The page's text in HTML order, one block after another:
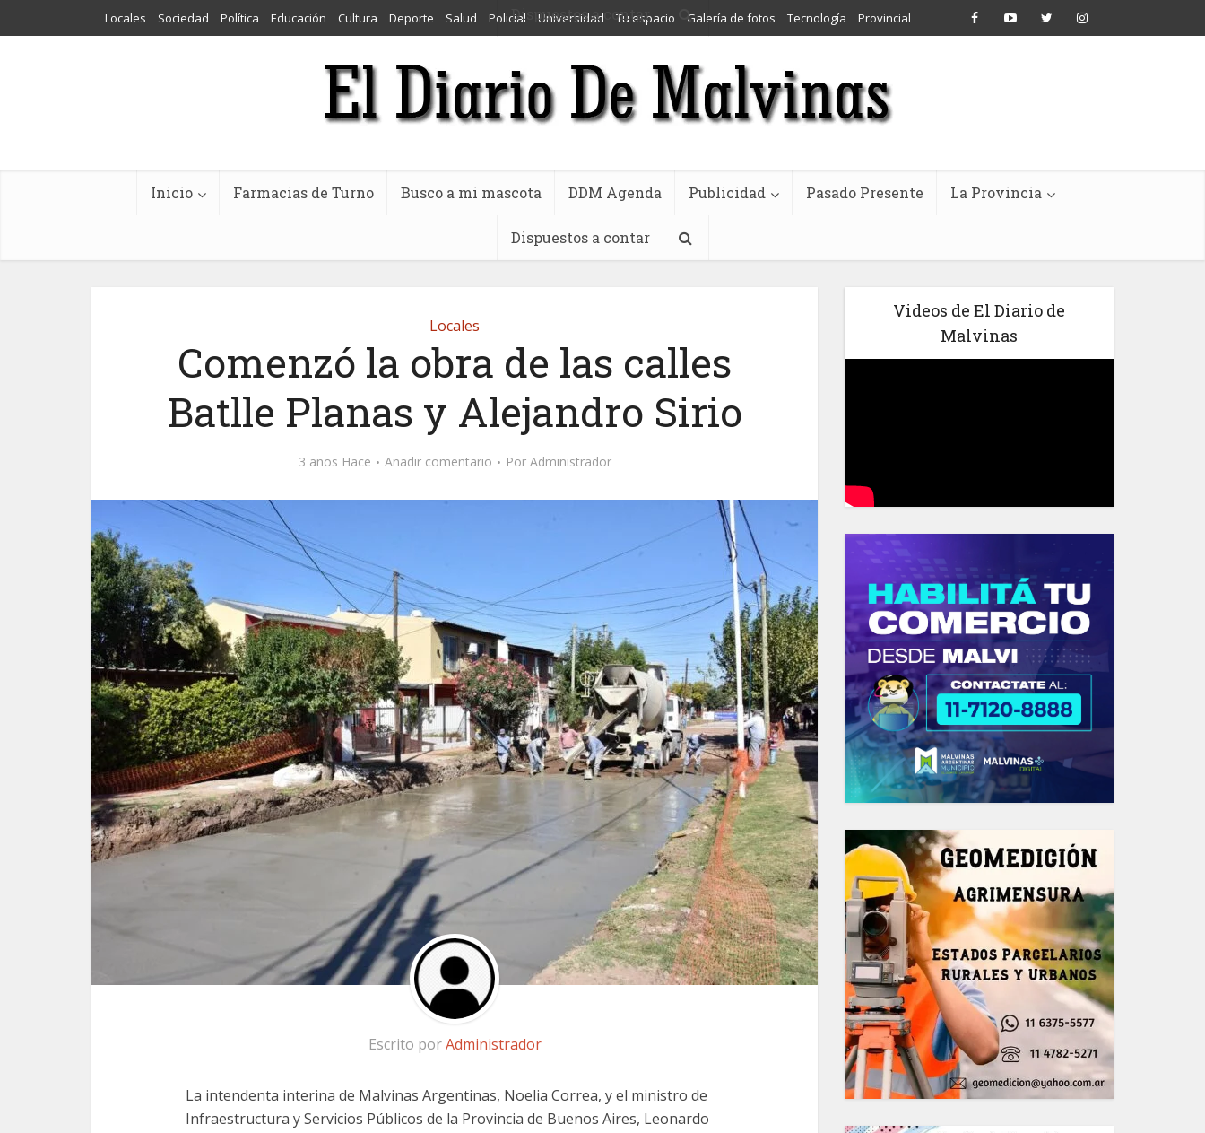
Dispuestos a contar
Locales Sociedad Política Educación Cultura Deporte Salud Policial Universidad Tu espacio Galería de fotos Tecnología Provincial
Inicio Farmacias de Turno Busco a mi mascota DDM Agenda Publicidad Pasado Presente La Provincia
Dispuestos a contar
Locales
Comenzó la obra de las calles
Batlle Planas y Alejandro Sirio
3 años Hace Añadir comentario Por Administrador
Escrito porAdministrador
La intendenta interina de Malvinas Argentinas, Noelia Correa, y el ministro de
Infraestructura y Servicios Públicos de la Provincia de Buenos Aires, Leonardo
Videos de El Diario de
Malvinas